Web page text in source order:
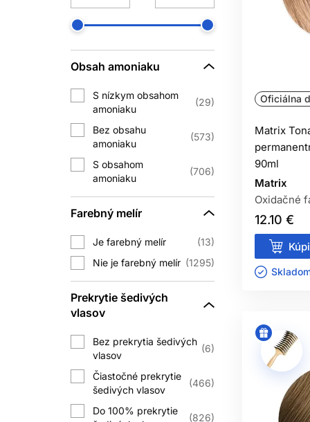
Miera krytia závisí od produktu,
každá módna nuansa poskytne
„Do 100 % krytia“ je vlastnosť
Pri pravidelnom farbení sa
pri každej návšteve môže viesť k
oživiť vhodnou
Pri prvej aplikácii, výraznej
Permanentná farba môže zosvetliť
zosvetliť umelý oxidačný
Opakované nanášanie svetlejšieho
Oxidačné farby môžu vyvolať
Obsah amoniaku
S nízkym obsahom
amoniaku
29
Bez obsahu
amoniaku
573
S obsahom
amoniaku
706
Farebný melír
Je farebný melír
13
Nie je farebný melír
1295
Prekrytie šedivých
vlasov
Bez prekrytia šedivých
vlasov
6
Čiastočné prekrytie
šedivých vlasov
466
Do 100% prekrytie
826
Oficiálna
Matrix
90ml
Matrix
Oxidačné
12.10 €
Skladom